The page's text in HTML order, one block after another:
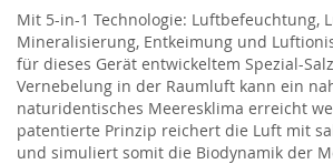
Mit 5-in-1 Technologie: Luftbefeuchtung,
Mineralisierung, Entkeimung und
für dieses Gerät entwickeltem Spezial-
Vernebelung in der Raumluft kann ein
naturidentisches Meeresklima erreicht
patentierte Prinzip reichert die Luft mit
und simuliert somit die Biodynamik der